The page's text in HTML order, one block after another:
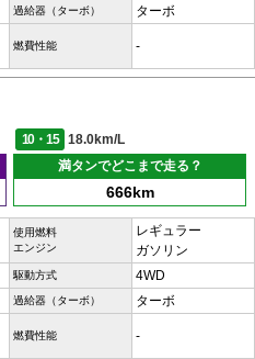
過給器（ターボ） ターボ
燃費性能 -
10・15
18.0km/L
満タンでどこまで走る？
666km
使用燃料
エンジン
レギュラー
ガソリン
駆動方式 4WD
過給器（ターボ） ターボ
燃費性能 -